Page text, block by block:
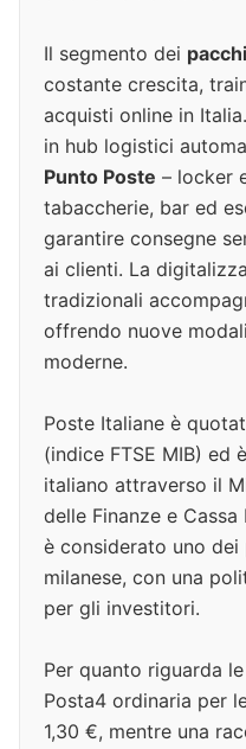
Il segmento dei
costante crescita,
acquisti online in
in hub logistici
Punto Poste – locker
tabaccherie, bar ed
garantire consegne
ai clienti. La
tradizionali
offrendo nuove
moderne.
Poste Italiane è
(indice FTSE MIB) ed
italiano attraverso il
delle Finanze e
è considerato uno
milanese, con una
per gli investitori.
Per quanto riguarda
Posta4 ordinaria per
1,30 €, mentre una